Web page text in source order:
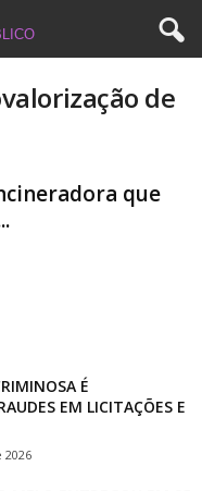
de
que
É
EM LICITAÇÕES E
2026